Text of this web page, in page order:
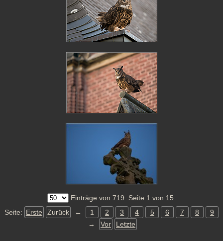
Einträge von 719. Seite 1 von 15.
Seite: Erste Zurück ← 1 2 3 4 5 6 7 8
9
→
Vor Letzte